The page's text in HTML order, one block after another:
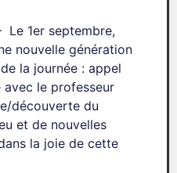
Le 1er septembre,
nouvelle génération
la journée : appel
avec le professeur
découverte du
et de nouvelles
la joie de cette